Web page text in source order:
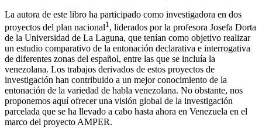
La autora de este libro ha participado como investigadora en dos
proyectos del plan nacional1 , liderados por la profesora Josefa Dorta
de la Universidad de La Laguna, que tenían como objetivo realizar
un estudio comparativo de la entonación declarativa e interrogativa
de diferentes zonas del español, entre las que se incluía la
venezolana. Los trabajos derivados de estos proyectos de
investigación han contribuido a un mejor conocimiento de la
entonación de la variedad de habla venezolana. No obstante, nos
proponemos aquí ofrecer una visión global de la investigación
parcelada que se ha llevado a cabo hasta ahora en Venezuela en el
marco del proyecto AMPER.